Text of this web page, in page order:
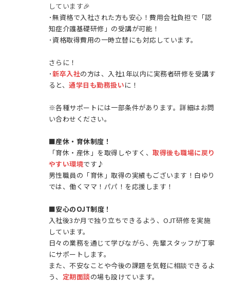
しています🎉
･無資格で入社された方も安心！費用会社負担で「認
知症介護基礎研修」の受講が可能！
･資格取得費用の一時立替にも対応しています。
さらに！
･新卒入社の方は、入社1年以内に実務者研修を受講す
ると、通学日も勤務扱いに！
※各種サポートには一部条件があります。詳細はお問
い合わせください。
■産休・育休制度！
「育休・産休」を取得しやすく、取得後も職場に戻り
やすい環境です♪
男性職員の「育休」取得の実績もございます！白ゆり
では、働くママ！パパ！を応援します！
■安心のOJT制度！
入社後3か月で独り立ちできるよう、OJT研修を実施
しています。
日々の業務を通じて学びながら、先輩スタッフが丁寧
にサポートします。
また、不安なことや今後の課題を気軽に相談できるよ
う、 定期面談の場も設けています。